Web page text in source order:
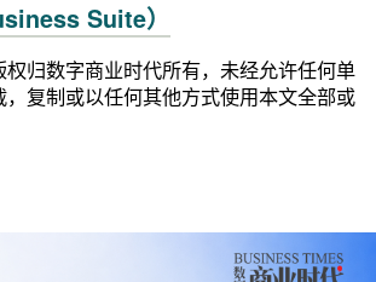
Suite）
归数字商业时代所有，未经允许任何单
复制或以任何其他方式使用本文全部或